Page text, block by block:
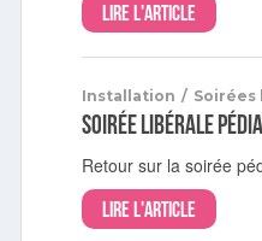
Lire l'article
Installation / Soirées
Soirée libérale
Retour sur la soirée
Lire l'article